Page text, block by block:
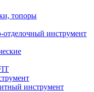
топоры
инструмент
инструмент